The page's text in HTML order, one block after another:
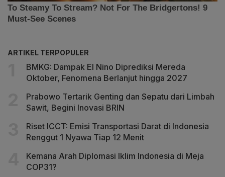
ARTIKEL TERPOPULER
BMKG: Dampak El Nino Diprediksi Mereda
Oktober, Fenomena Berlanjut hingga 2027
Prabowo Tertarik Genting dan Sepatu dari Limbah
Sawit, Begini Inovasi BRIN
Riset ICCT: Emisi Transportasi Darat di Indonesia
Renggut 1 Nyawa Tiap 12 Menit
Kemana Arah Diplomasi Iklim Indonesia di Meja
COP31?